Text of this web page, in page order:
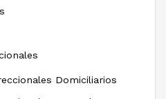
Domiciliarios